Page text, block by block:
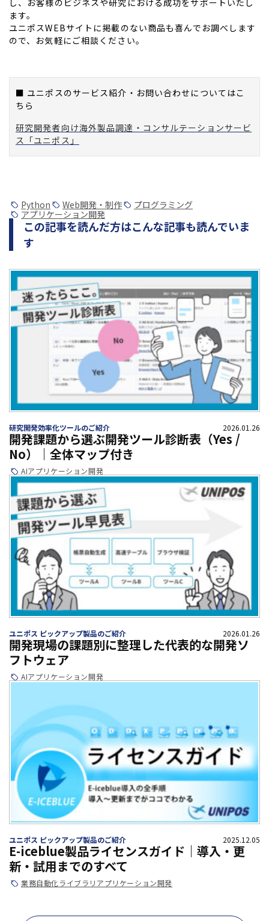
し、お客様のビジネスや研究における成功をサポートいたし
ます。
ユニポスWEBサイトに掲載のない商品も喜んでお調べします
ので、お気軽にご相談ください。
■ ユニポスのサービス紹介・お問い合わせについてはこ
ちら
研究開発者向け海外製品調達・コンサルテーションサービ
ス「ユニポス」
Python Web開発・制作
プログラミング
アプリケーション開発
この記事を読んだ方はこんな記事も読んでいま
す
研究開発効率化ツールのご紹介 2026.01.26
開発課題から選ぶ開発ツール診断表（Yes /
No）｜全体マップ付き
AIアプリケーション開発
ユニポス ピックアップ製品のご紹介 2026.01.26
開発現場の課題別に整理した代表的な開発ソ
フトウェア
AIアプリケーション開発
ユニポス ピックアップ製品のご紹介 2025.12.05
E-iceblue製品ライセンスガイド｜導入・更
新・試用までのすべて
業務自動化 ライブラリ アプリケーション開発